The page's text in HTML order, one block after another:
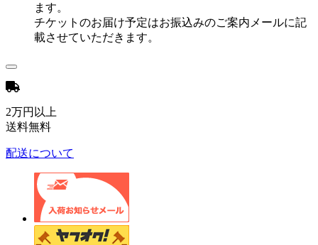
ます。
チケットのお届け予定はお振込みのご案内メールに記
載させていただきます。
2万円以上
送料無料
配送について